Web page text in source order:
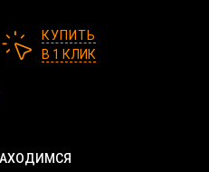
КУПИТЬ
В 1 КЛИК